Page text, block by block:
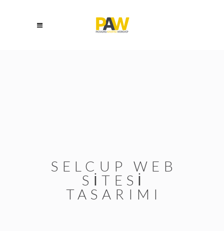
SELCUP WEB
SİTESİ
TASARIMI